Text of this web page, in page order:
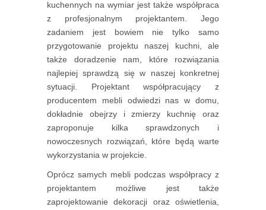
kuchennych na wymiar jest także współpraca
z profesjonalnym projektantem. Jego
zadaniem jest bowiem nie tylko samo
przygotowanie projektu naszej kuchni, ale
także doradzenie nam, które rozwiązania
najlepiej sprawdzą się w naszej konkretnej
sytuacji. Projektant współpracujący z
producentem mebli odwiedzi nas w domu,
dokładnie obejrzy i zmierzy kuchnię oraz
zaproponuje kilka sprawdzonych i
nowoczesnych rozwiązań, które będą warte
wykorzystania w projekcie.
Oprócz samych mebli podczas współpracy z
projektantem możliwe jest także
zaprojektowanie dekoracji oraz oświetlenia,